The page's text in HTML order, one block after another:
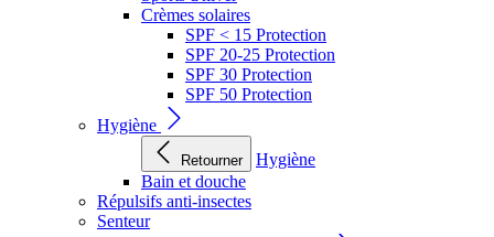
Crèmes solaires
SPF < 15 Protection
SPF 20-25 Protection
SPF 30 Protection
SPF 50 Protection
Hygiène
Retourner
Hygiène
Bain et douche
Répulsifs anti-insectes
Senteur